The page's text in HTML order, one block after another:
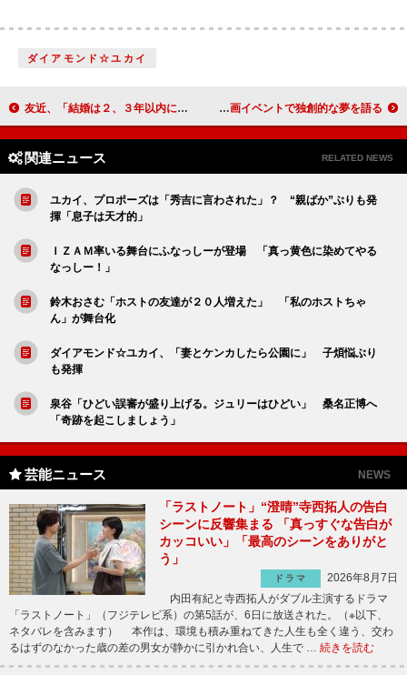
ダイアモンド☆ユカイ
友近、「結婚は２、３年以内に」 ２男２女の“母親”役に「幸せ」 チュート徳井、ハニートラップに掛かりたい！？ 映画イベントで独創的な夢を語る
関連ニュース RELATED NEWS
ユカイ、プロポーズは「秀吉に言わされた」？ “親ばか”ぶりも発
揮「息子は天才的」
ＩＺＡＭ率いる舞台にふなっしーが登場 「真っ黄色に染めてやる
なっしー！」
鈴木おさむ「ホストの友達が２０人増えた」 「私のホストちゃ
ん」が舞台化
ダイアモンド☆ユカイ、「妻とケンカしたら公園に」 子煩悩ぶり
も発揮
泉谷「ひどい誤審が盛り上げる。ジュリーはひどい」 桑名正博へ
「奇跡を起こしましょう」
芸能ニュース NEWS
「ラストノート」“澄晴”寺西拓人の告白
シーンに反響集まる 「真っすぐな告白が
カッコいい」「最高のシーンをありがと
う」
ドラマ
2026年8月7日
内田有紀と寺西拓人がダブル主演するドラマ
「ラストノート」（フジテレビ系）の第5話が、6日に放送された。（※以下、
ネタバレを含みます） 本作は、環境も積み重ねてきた人生も全く違う、交わ
るはずのなかった歳の差の男女が静かに引かれ合い、人生で … 続きを読む